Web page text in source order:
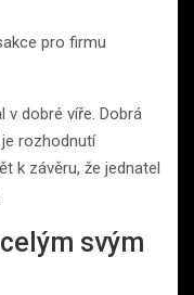
pro firmu
v dobré víře. Dobrá
rozhodnutí
k závěru, že jednatel
svým